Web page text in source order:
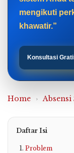
mengikuti
khawatir.”
Konsultasi
Home ›
Daftar Isi
Problem